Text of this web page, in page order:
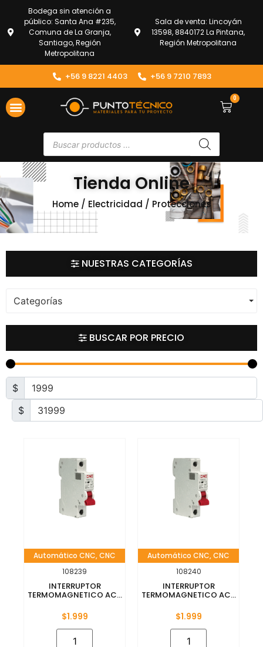
Bodega sin atención a
público: Santa Ana #235,
Comuna de La Granja,
Santiago, Región
Metropolitana
Sala de venta: Lincoyán
13598, 8840172 La Pintana,
Región Metropolitana
+56 9 8221 4403 +56 9 7210 7893
0
Tienda Online
Home/ Electricidad / Protecciones
NUESTRAS CATEGORÍAS
Categorías
BUSCAR POR PRECIO
$
$
Automático CNC,CNC
108239
INTERRUPTOR
TERMOMAGNETICO AC...
$1.999
Automático CNC,CNC
108240
INTERRUPTOR
TERMOMAGNETICO AC...
$1.999